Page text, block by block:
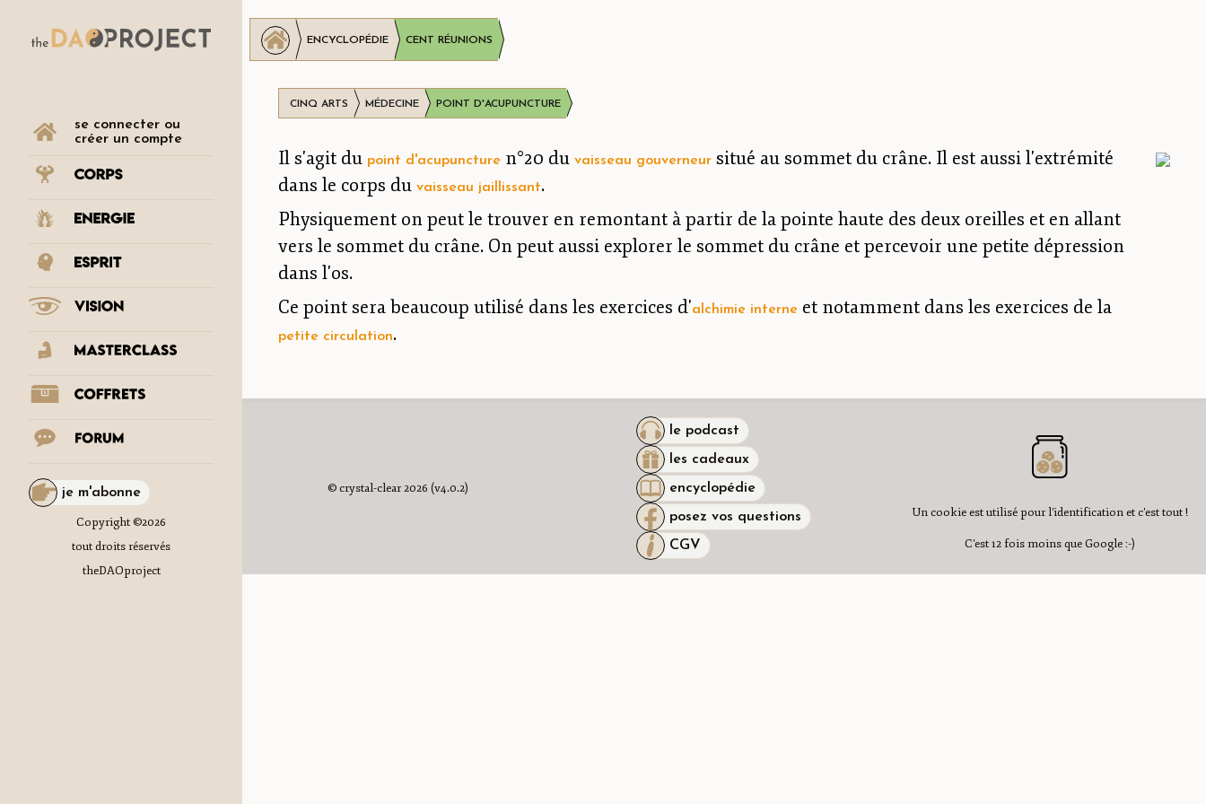
se connecter ou
créer un compte
je m'abonne
Copyright ©2026
tout droits réservés
theDAOproject
ENCYCLOPÉDIE CENT RÉUNIONS
CINQ ARTS MÉDECINE POINT D'ACUPUNCTURE
Il s'agit du point d'acupuncture n°20 du vaisseau gouverneur situé au sommet du crâne. Il est aussi l'extrémité
dans le corps du vaisseau jaillissant.
Physiquement on peut le trouver en remontant à partir de la pointe haute des deux oreilles et en allant
vers le sommet du crâne. On peut aussi explorer le sommet du crâne et percevoir une petite dépression
dans l'os.
Ce point sera beaucoup utilisé dans les exercices d'alchimie interne et notamment dans les exercices de la
petite circulation.
© crystal-clear 2026 (v4.0.2)
le podcast
les cadeaux
encyclopédie
posez vos questions
CGV
Un cookie est utilisé pour l'identification et c'est tout !
C'est 12 fois moins que Google :-)